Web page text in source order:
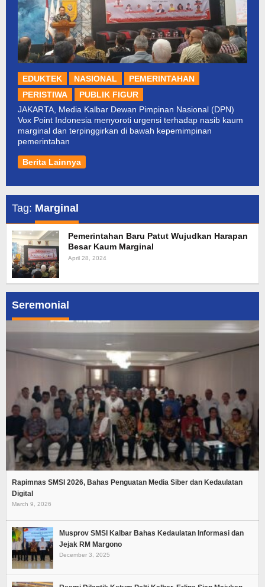
EDUKTEK NASIONAL
PEMERINTAHAN
PERISTIWA
PUBLIK FIGUR
JAKARTA, Media Kalbar Dewan Pimpinan Nasional (DPN)
Vox Point Indonesia menyoroti urgensi terhadap nasib kaum
marginal dan terpinggirkan di bawah kepemimpinan
pemerintahan
Berita Lainnya
Seremonial
Rapimnas SMSI 2026, Bahas Penguatan Media Siber dan Kedaulatan
Digital
March 9, 2026
Musprov SMSI Kalbar Bahas Kedaulatan Informasi dan
Jejak RM Margono
December 3, 2025
Tag: Marginal
Pemerintahan Baru Patut Wujudkan Harapan
Besar Kaum Marginal
April 28, 2024